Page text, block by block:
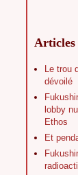
Articles
Le trou
dévoilé
lobby
Ethos
Et